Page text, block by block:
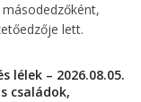
lett.
lélek – 2026.08.05.
családok,